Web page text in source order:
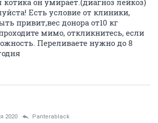
он умирает.(диагноз лейкоз)
Есть условие от клиники,
привит,вес донора от10 кг
мимо, откликнитесь, если
Переливаете нужно до 8
2020 Panterablack